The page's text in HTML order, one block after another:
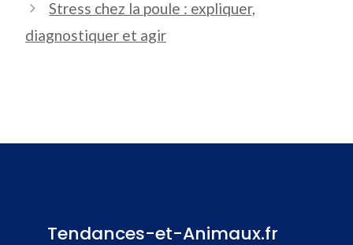
Stress chez la poule : expliquer,
diagnostiquer et agir
Tendances-et-Animaux.fr